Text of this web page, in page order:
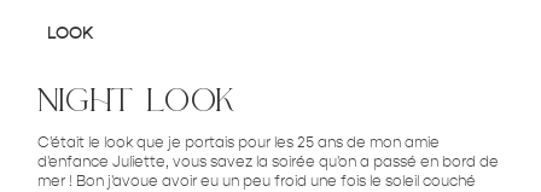
LOOK
night look
C'était le look que je portais pour les 25 ans de mon amie
d'enfance Juliette, vous savez la soirée qu'on a passé en bord de
mer ! Bon j'avoue avoir eu un peu froid une fois le soleil couché